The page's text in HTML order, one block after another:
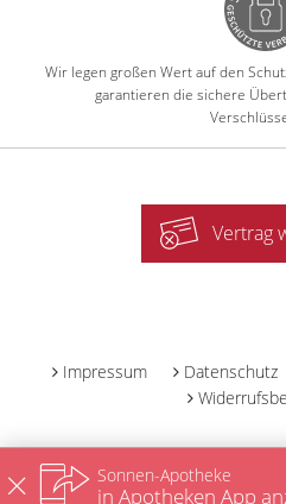
Wir legen großen Wert auf den
garantieren die sichere
Vertrag
Impressum Datenschutz
Sonnen-Apotheke
in Apotheken App